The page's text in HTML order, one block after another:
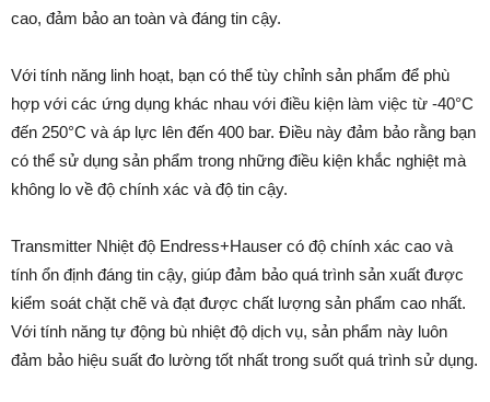
cao, đảm bảo an toàn và đáng tin cậy.
Với tính năng linh hoạt, bạn có thể tùy chỉnh sản phẩm để phù
hợp với các ứng dụng khác nhau với điều kiện làm việc từ -40°C
đến 250°C và áp lực lên đến 400 bar. Điều này đảm bảo rằng bạn
có thể sử dụng sản phẩm trong những điều kiện khắc nghiệt mà
không lo về độ chính xác và độ tin cậy.
Transmitter Nhiệt độ Endress+Hauser có độ chính xác cao và
tính ổn định đáng tin cậy, giúp đảm bảo quá trình sản xuất được
kiểm soát chặt chẽ và đạt được chất lượng sản phẩm cao nhất.
Với tính năng tự động bù nhiệt độ dịch vụ, sản phẩm này luôn
đảm bảo hiệu suất đo lường tốt nhất trong suốt quá trình sử dụng.